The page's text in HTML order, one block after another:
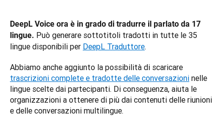
DeepL Voice ora è in grado di tradurre il parlato da 17
lingue. Può generare sottotitoli tradotti in tutte le 35
lingue disponibili per DeepL Traduttore.
trascrizioni complete e tradotte delle conversazioni nelle
lingue scelte dai partecipanti. Di conseguenza, aiuta le
organizzazioni a ottenere di più dai contenuti delle riunioni
e delle conversazioni multilingue.